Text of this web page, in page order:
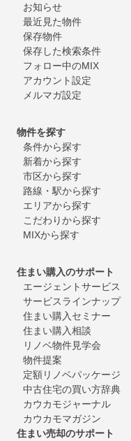
お知らせ
最近見た物件
保存物件
保存した検索条件
フォロー中のMIX
アカウント設定
メルマガ設定
物件を探す
条件から探す
新着から探す
市区から探す
路線・駅から探す
エリアから探す
こだわりから探す
MIXから探す
住まい購入のサポート
エージェントサービス
サービスラインナップ
住まい購入セミナー
住まい購入相談
リノベ物件見学会
物件提案
定額リノベパッケージ
中古住宅の買い方辞典
カウカモジャーナル
カウカモマガジン
住まい売却のサポート